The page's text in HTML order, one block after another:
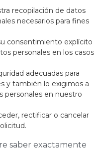
recopilación de datos
necesarios para fines
consentimiento explícito
personales en los casos
adecuadas para
y también lo exigimos a
personales en nuestro
rectificar o cancelar
saber exactamente